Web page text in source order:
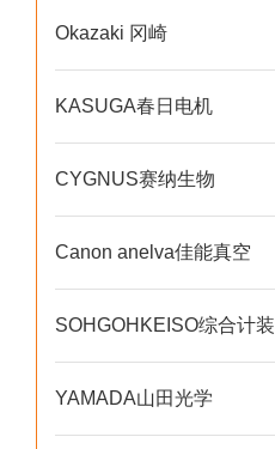
Okazaki 冈崎
KASUGA春日电机
CYGNUS赛纳生物
Canon anelva佳能真空
SOHGOHKEISO综合计装
YAMADA山田光学